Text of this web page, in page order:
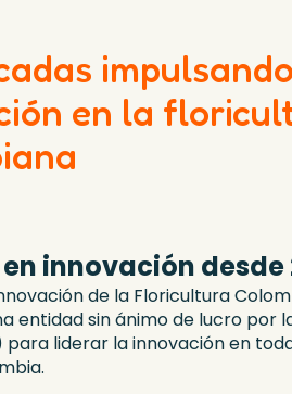
en la
innovación desde
de la Floricultura
entidad sin ánimo de lucro por
liderar la innovación en